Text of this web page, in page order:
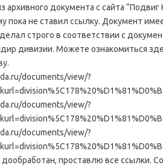
архивного документа с сайта
пока не ставил ссылку. Документ
строго в соответствии с
дивизии. Можете ознакомиться
documents/view/?
documents/view/?
documents/view/?
дообработан, проставлю все ссылки.